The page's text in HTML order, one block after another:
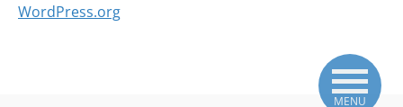
WordPress.org
MENU